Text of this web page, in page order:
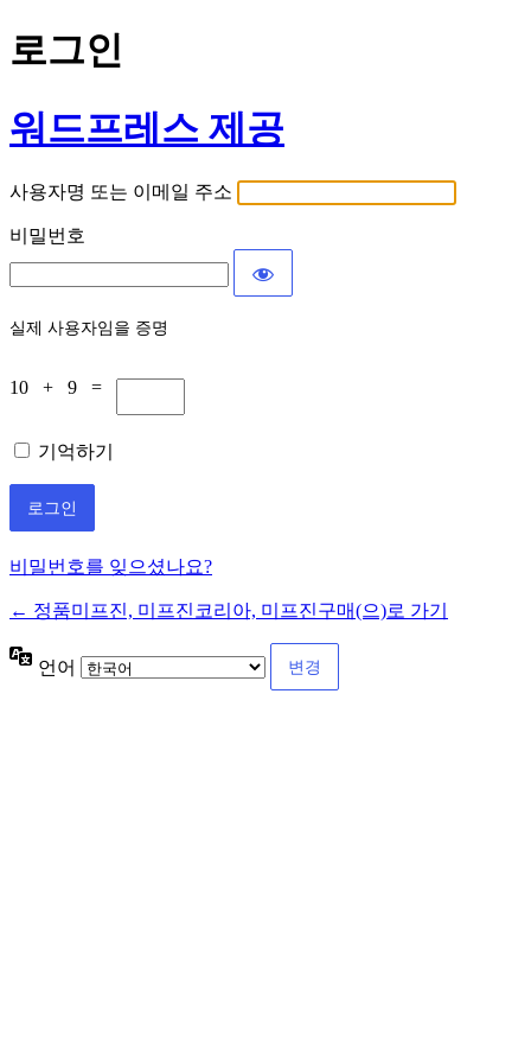
로그인
워드프레스 제공
사용자명 또는 이메일 주소
비밀번호
실제 사용자임을 증명
10 + 9 =
기억하기
비밀번호를 잊으셨나요?
← 정품미프진, 미프진코리아, 미프진구매(으)로 가기
언어